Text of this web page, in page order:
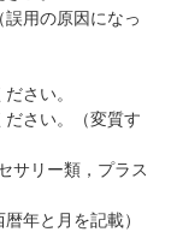
誤用の原因になっ
さい。
ださい。（変質す
サリー類，プラス
年と月を記載）